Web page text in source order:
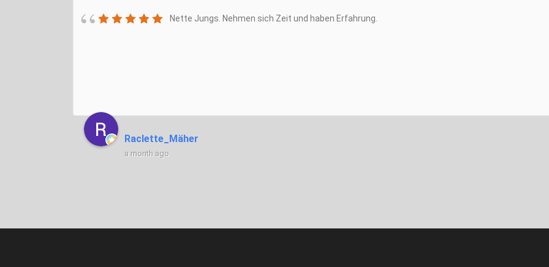
Nette Jungs. Nehmen sich Zeit und haben Erfahrung.
Raclette_Mäher
a month ago